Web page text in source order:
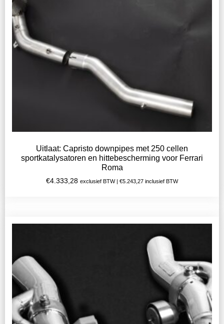
Uitlaat: Capristo downpipes met 250 cellen
sportkatalysatoren en hittebescherming voor Ferrari
Roma
€4.333,28 exclusief BTW | €5.243,27 inclusief BTW